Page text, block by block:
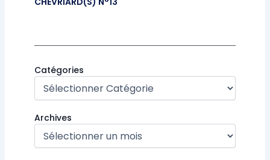
Catégories
Archives